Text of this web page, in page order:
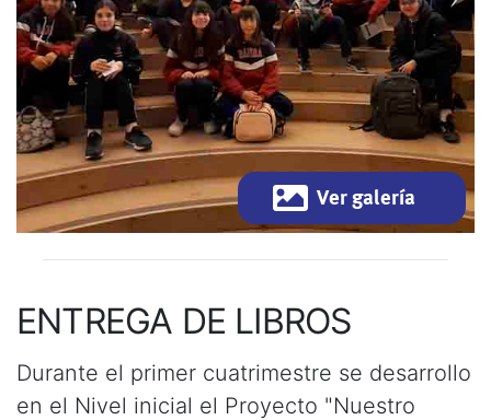
Ver galería
ENTREGA DE LIBROS
Durante el primer cuatrimestre se desarrollo
en el Nivel inicial el Proyecto "Nuestro